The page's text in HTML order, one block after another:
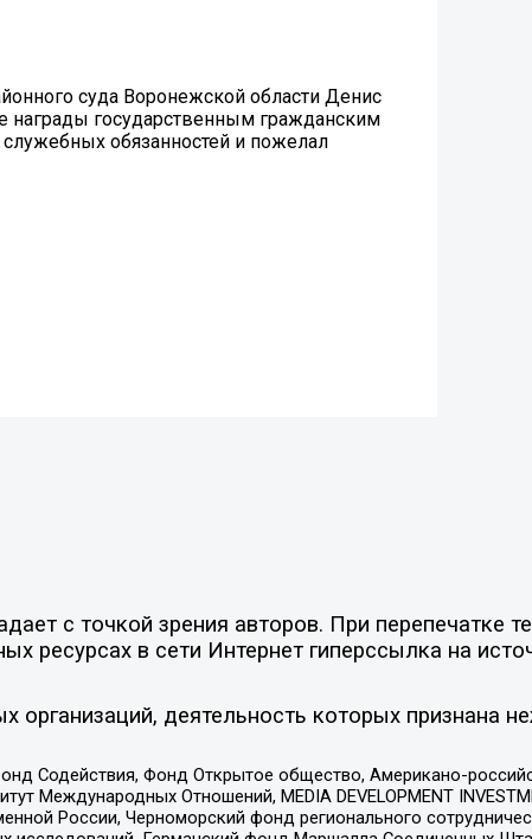
суда Воронежской области Денис
награды государственным гражданским
обязанностей и пожелал
с точкой зрения авторов. При перепечатке
ресурсах в сети Интернет гиперссылка на
деятельность которых признана
Содействия, Фонд Открытое общество, Американо-
Международных Отношений, MEDIA DEVELOPMENT
России, Черноморский фонд регионального